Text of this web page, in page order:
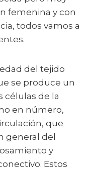
femenina y con
todos vamos a
del tejido
se produce un
células de la
en número,
que
general del
y
Estos